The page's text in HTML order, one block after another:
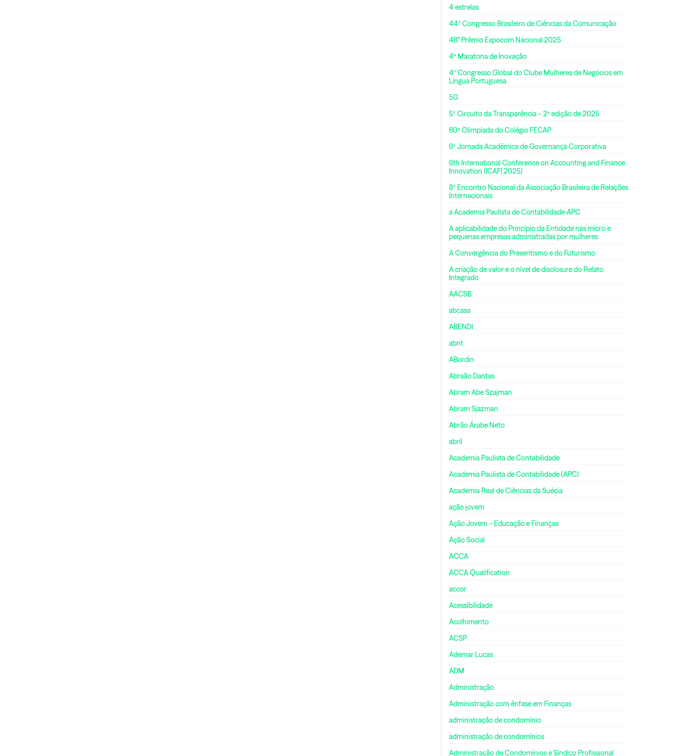
4 estrelas
44º Congresso Brasileiro de Ciências da Comunicação
48° Prêmio Expocom Nacional 2025
4ª Maratona de Inovação
4º Congresso Global do Clube Mulheres de Negócios em
Língua Portuguesa
5G
5º Circuito da Transparência – 2ª edição de 2025
60ª Olimpíada do Colégio FECAP
6ª Jornada Acadêmica de Governança Corporativa
6th International Conference on Accounting and Finance
Innovation (ICAFI 2025)
8º Encontro Nacional da Associação Brasileira de Relações
Internacionais
a Academia Paulista de Contabilidade-APC
A aplicabilidade do Princípio da Entidade nas micro e
pequenas empresas administradas por mulheres
A Convergência do Presentismo e do Futurismo
A criação de valor e o nível de disclosure do Relato
Integrado
AACSB
abcasa
ABENDI
abnt
ABordin
Abraão Dantas
Abram Abe Szajman
Abram Sjazman
Abrão Árabe Neto
abril
Academia Paulista de Contabilidade
Academia Paulista de Contabilidade (APC)
Academia Real de Ciências da Suécia
ação jovem
Ação Jovem – Educação e Finanças
Ação Social
ACCA
ACCA Qualification
accor
Acessibilidade
Acolhimento
ACSP
Ademar Lucas
ADM
Administração
Administração com ênfase em Finanças
administração de condomínio
administração de condomínios
Administração de Condomínios e Síndico Profissional